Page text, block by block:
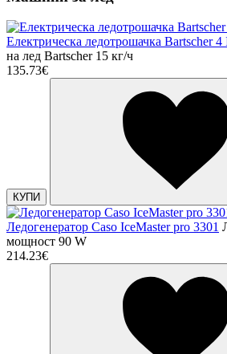
Електрическа ледотрошачка Bartscher 4
на лед Bartscher 15 кг/ч
135.73€
КУПИ
Ледогенератор Caso IceMaster pro 3301
мощност 90 W
214.23€